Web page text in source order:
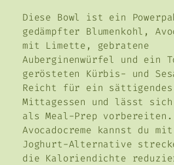
Diese Bowl ist ein
gedämpfter Blumenkohl,
mit Limette, gebratene
Auberginenwürfel und ein
gerösteten Kürbis- und
Reicht für ein sättigendes
Mittagessen und lässt
als Meal-Prep
Avocadocreme kannst du
Joghurt-Alternative
die Kaloriendichte